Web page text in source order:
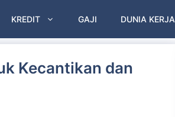
KREDIT GAJI DUNIA KERJA
Kecantikan dan